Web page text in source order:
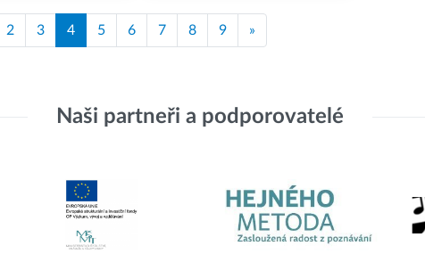
2 3 4 5 6 7 8 9 »
Naši partneři a podporovatelé